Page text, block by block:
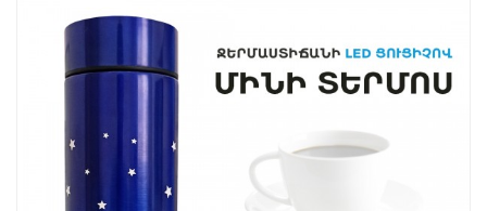
Товары Для Кухни
Фитнесс